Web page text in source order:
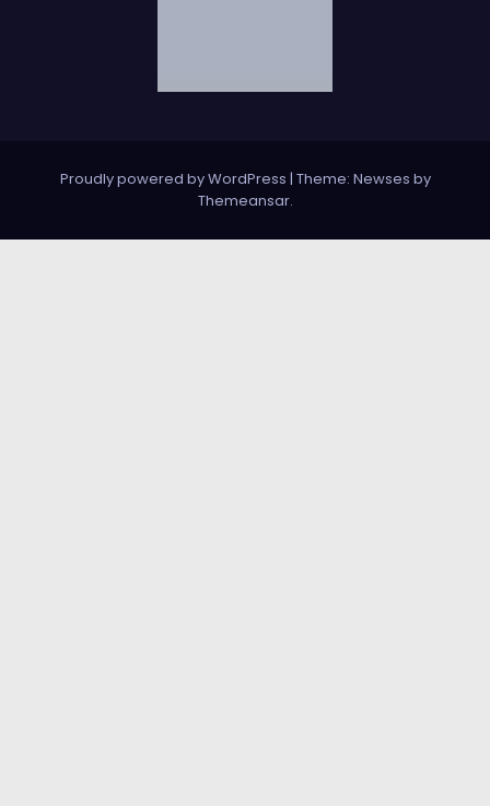
Proudly powered by WordPress | Theme: Newses by
Themeansar.